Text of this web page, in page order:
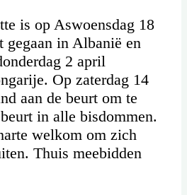
is op Aswoensdag 18
gegaan in Albanië en
2 april
Op zaterdag 14
aan de beurt om te
in alle bisdommen.
welkom om zich
Thuis meebidden